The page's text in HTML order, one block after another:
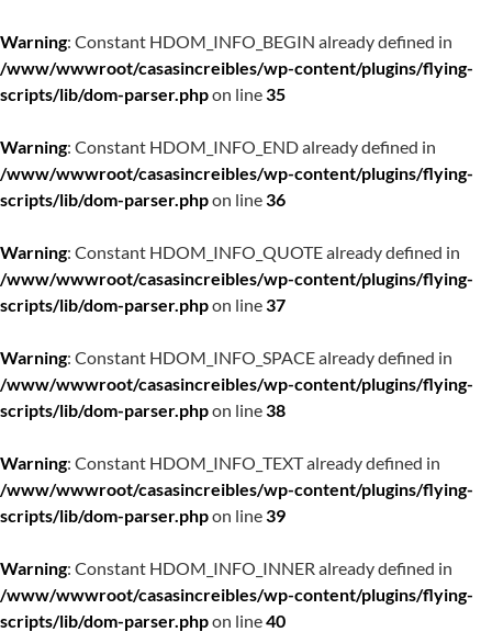
Warning: Constant HDOM_INFO_BEGIN already defined in
/www/wwwroot/casasincreibles/wp-content/plugins/flying-
scripts/lib/dom-parser.phpon line35
Warning: Constant HDOM_INFO_END already defined in
/www/wwwroot/casasincreibles/wp-content/plugins/flying-
scripts/lib/dom-parser.phpon line36
Warning: Constant HDOM_INFO_QUOTE already defined in
/www/wwwroot/casasincreibles/wp-content/plugins/flying-
scripts/lib/dom-parser.phpon line37
Warning: Constant HDOM_INFO_SPACE already defined in
/www/wwwroot/casasincreibles/wp-content/plugins/flying-
scripts/lib/dom-parser.phpon line38
Warning: Constant HDOM_INFO_TEXT already defined in
/www/wwwroot/casasincreibles/wp-content/plugins/flying-
scripts/lib/dom-parser.phpon line39
Warning: Constant HDOM_INFO_INNER already defined in
/www/wwwroot/casasincreibles/wp-content/plugins/flying-
scripts/lib/dom-parser.phpon line40